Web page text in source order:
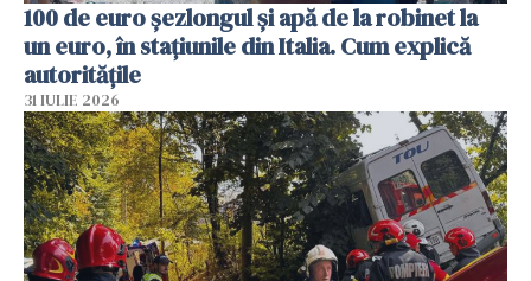
100 de euro șezlongul și apă de la robinet la
un euro, în stațiunile din Italia. Cum explică
autoritățile
31 IULIE 2026